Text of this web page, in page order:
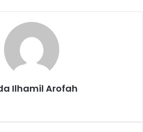
Ilhamil Arofah